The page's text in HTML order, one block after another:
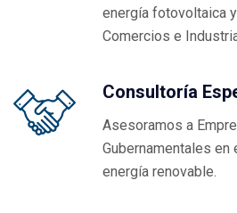
energía fotovoltaica
Comercios e
Consultoría
Asesoramos a
Gubernamentales
energía renovable.